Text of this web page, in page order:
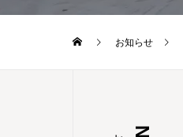
お知らせ